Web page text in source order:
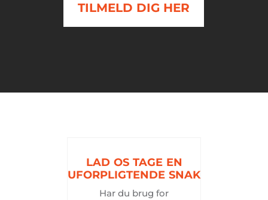
TILMELD DIG HER
LAD OS TAGE EN
UFORPLIGTENDE SNAK
Har du brug for